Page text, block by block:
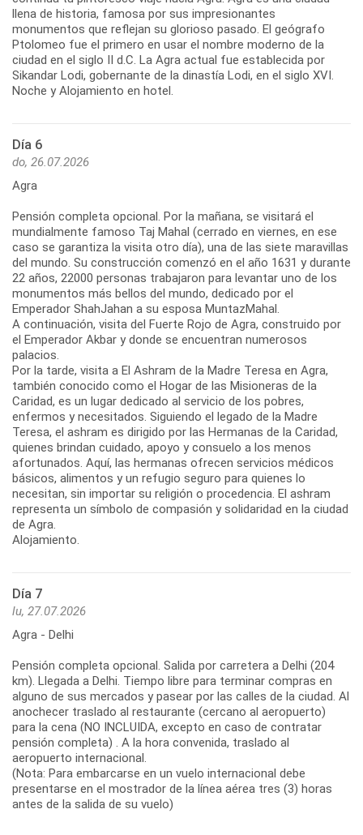
llena de historia, famosa por sus impresionantes
monumentos que reflejan su glorioso pasado. El geógrafo
Ptolomeo fue el primero en usar el nombre moderno de la
ciudad en el siglo II d.C. La Agra actual fue establecida por
Sikandar Lodi, gobernante de la dinastía Lodi, en el siglo XVI.
Noche y Alojamiento en hotel.
Día 6
do, 26.07.2026
Agra
Pensión completa opcional. Por la mañana, se visitará el
mundialmente famoso Taj Mahal (cerrado en viernes, en ese
caso se garantiza la visita otro día), una de las siete maravillas
del mundo. Su construcción comenzó en el año 1631 y durante
22 años, 22000 personas trabajaron para levantar uno de los
monumentos más bellos del mundo, dedicado por el
Emperador ShahJahan a su esposa MuntazMahal.
A continuación, visita del Fuerte Rojo de Agra, construido por
el Emperador Akbar y donde se encuentran numerosos
palacios.
Por la tarde, visita a El Ashram de la Madre Teresa en Agra,
también conocido como el Hogar de las Misioneras de la
Caridad, es un lugar dedicado al servicio de los pobres,
enfermos y necesitados. Siguiendo el legado de la Madre
Teresa, el ashram es dirigido por las Hermanas de la Caridad,
quienes brindan cuidado, apoyo y consuelo a los menos
afortunados. Aquí, las hermanas ofrecen servicios médicos
básicos, alimentos y un refugio seguro para quienes lo
necesitan, sin importar su religión o procedencia. El ashram
representa un símbolo de compasión y solidaridad en la ciudad
de Agra.
Alojamiento.
Día 7
lu, 27.07.2026
Agra - Delhi
Pensión completa opcional. Salida por carretera a Delhi (204
km). Llegada a Delhi. Tiempo libre para terminar compras en
alguno de sus mercados y pasear por las calles de la ciudad. Al
anochecer traslado al restaurante (cercano al aeropuerto)
para la cena (NO INCLUIDA, excepto en caso de contratar
pensión completa) . A la hora convenida, traslado al
aeropuerto internacional.
(Nota: Para embarcarse en un vuelo internacional debe
presentarse en el mostrador de la línea aérea tres (3) horas
antes de la salida de su vuelo)